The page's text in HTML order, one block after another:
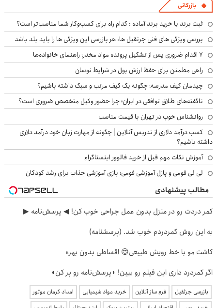
بازرگانی
ثبت برند یا خرید برند آماده : کدام راه برای کسب‌وکار شما مناسب‌تر است؟
بررسی ویژگی های فنی جرثقیل ها: هر بازرسی این ویژگی ها را باید بلد باشد
۷ اقدام ضروری پس از تشکیل پرونده مواد مخدر؛ راهنمای خانواده‌ها
راهی مطمئن برای حفظ ارزش پول در شرایط نوسان
چیدمان کیف مدرسه؛ چگونه یک کیف مرتب و سبک داشته باشیم؟
ناگفته‌های طلاق توافقی در ایران؛ چرا حضور وکیل متخصص ضروری است؟
روانشناس خوب در تهران با قیمت مناسب
کسب درآمد دلاری از تدریس آنلاین | چگونه از مهارت زبان خود درآمد دلاری
داشته باشیم؟
آموزش نکات مهم قبل از خرید فالوور اینستاگرام
لی لی فومی و پازل آموزشی فومی؛ بازی آموزشی جذاب برای رشد کودکان
مطالب پیشنهادی
کمر دردت رو در منزل بدون عمل جراحی خوب کن! ◀ پرسش‌نامه ▶
به این روش کمردردم خوب شد. (پرسشنامه)
کاشت مو با خط رویش طبیعی😍 اقساطی بدون بهره
اگر کمردرد داری این فیلم رو ببین! ◗پرسش‌نامه رو پر کن◖
بازرسی جرثقیل فرم ساز آنلاین خرید مواد شیمیایی
امداد کرمان موتور